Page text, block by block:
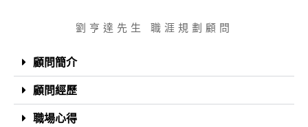
劉亨達先生 職涯規劃顧問
顧問簡介
顧問經歷
職場心得